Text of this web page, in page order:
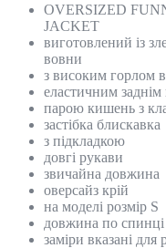
OVERSIZED
JACKET
виготовлений із
вовни
з високим горлом
еластичним
парою кишень з
застібка блискавка
з підкладкою
довгі рукави
звичайна довжина
оверсайз крій
на моделі розмір S
довжина по
заміри вказані для